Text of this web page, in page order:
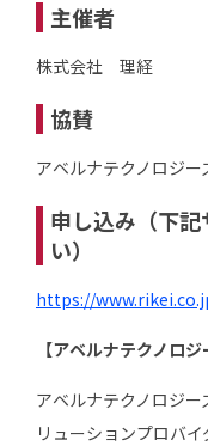
主催者
株式会社 理経
協賛
アベルナテクノロジ
申し込み（下
い）
https://
【アベルナテクノロジ
アベルナテクノロジ
リューションプロバ